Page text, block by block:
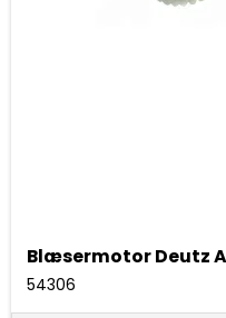
Blæsermotor Deutz
54306